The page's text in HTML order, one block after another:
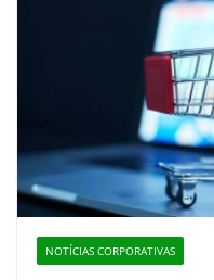
NOTÍCIAS CORPORATIVAS